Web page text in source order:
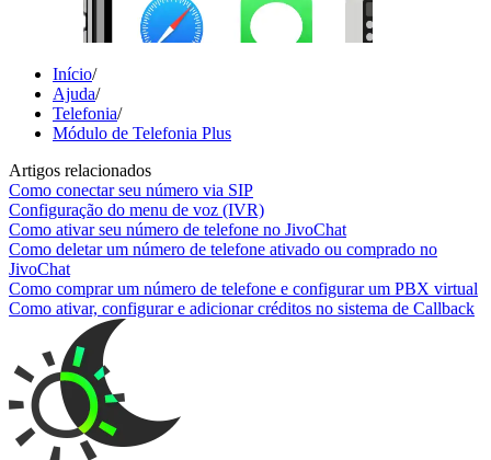
Início/
Ajuda/
Telefonia/
Módulo de Telefonia Plus
Artigos relacionados
Como conectar seu número via SIP
Configuração do menu de voz (IVR)
Como ativar seu número de telefone no JivoChat
Como deletar um número de telefone ativado ou comprado no
JivoChat
Como comprar um número de telefone e configurar um PBX virtual
Como ativar, configurar e adicionar créditos no sistema de Callback